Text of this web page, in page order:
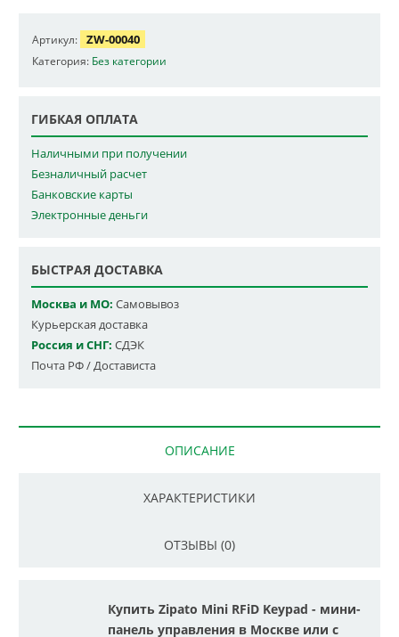
Артикул: ZW-00040
Категория: Без категории
ГИБКАЯ ОПЛАТА
Наличными при получении
Безналичный расчет
Банковские карты
Электронные деньги
БЫСТРАЯ ДОСТАВКА
Москва и МО: Самовывоз
Курьерская доставка
Россия и СНГ: СДЭК
Почта РФ / Достависта
ОПИСАНИЕ
ХАРАКТЕРИСТИКИ
ОТЗЫВЫ (0)
Купить Zipato Mini RFiD Keypad - мини-
панель управления в Москве или с